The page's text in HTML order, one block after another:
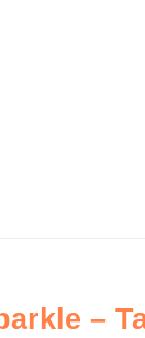
–